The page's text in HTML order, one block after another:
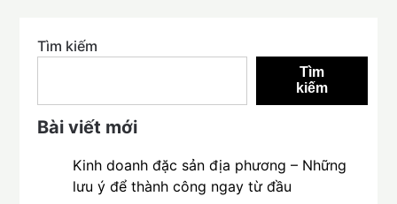
Tìm kiếm
Tìm
kiếm
Bài viết mới
Kinh doanh đặc sản địa phương – Những
lưu ý để thành công ngay từ đầu